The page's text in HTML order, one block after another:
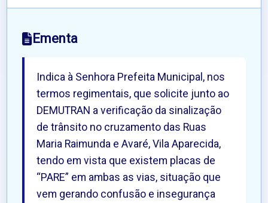
Ementa
Indica à Senhora Prefeita Municipal, nos
termos regimentais, que solicite junto ao
DEMUTRAN a verificação da sinalização
de trânsito no cruzamento das Ruas
Maria Raimunda e Avaré, Vila Aparecida,
tendo em vista que existem placas de
“PARE” em ambas as vias, situação que
vem gerando confusão e insegurança